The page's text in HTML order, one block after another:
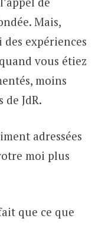
Mais,
expériences
vous étiez
moins
JdR.
adressées
moi plus
que ce que